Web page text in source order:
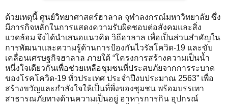
ด้วยเหตุนี้ ศูนย์วิทยาศาสตร์ฮาลาล จุฬาลงกรณ์มหาวิทยาลัย ซึ่ง
มีภารกิจหลักในการแสดงความรับผิดชอบต่อสังคมและสิ่ง
แวดล้อม จึงได้นำเสนอแนวคิด วิถีฮาลาล เพื่อเป็นส่วนสำคัญใน
การพัฒนาและความรู้ด้านการป้องกันไวรัสโควิด-19 และขับ
เคลื่อนเศรษฐกิจฮาลาล ภายใต้ “โครงการสร้างความเป็นน้ำ
หนึ่งใจเดียวกันเพื่อช่วยเหลือชุมชนที่ประสบภัยจากการระบาด
ของโรคโควิด-19 ทั่วประเทศ ประจำปีงบประมาณ 2563” เพื่อ
สร้างขวัญและกำลังใจให้เป็นที่พึ่งของชุมชน พร้อมบรรเทา
สาธารณภัยทางด้านความเป็นอยู่ อาหารการกิน อุปกรณ์